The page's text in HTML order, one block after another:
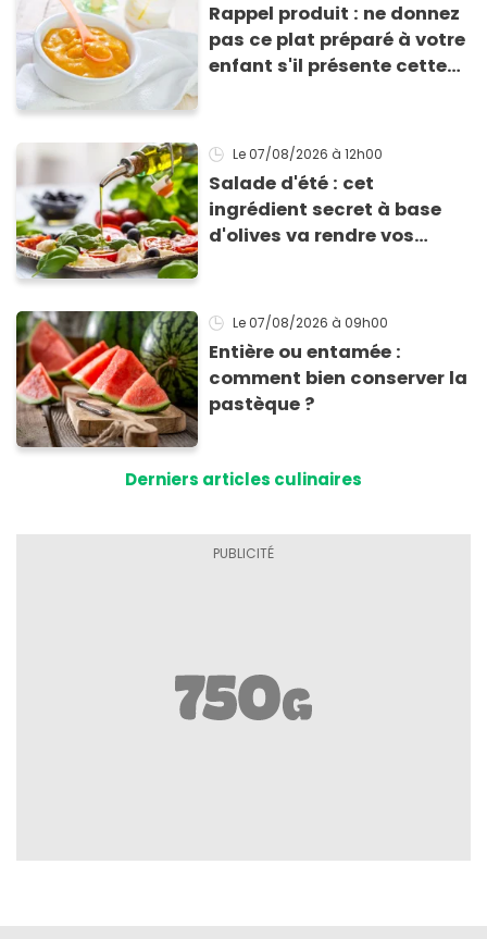
Rappel produit : ne donnez
pas ce plat préparé à votre
enfant s'il présente cette
Le 07/08/2026 à 12h00
Salade d'été : cet
ingrédient secret à base
d'olives va rendre vos
Le 07/08/2026 à 09h00
Entière ou entamée :
comment bien conserver la
pastèque ?
Derniers articles culinaires